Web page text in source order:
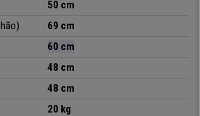
qualidade dos materiais e design.
este modelo aum preço imbatível, envio
50 cm
69 cm
60 cm
48 cm
48 cm
20 kg